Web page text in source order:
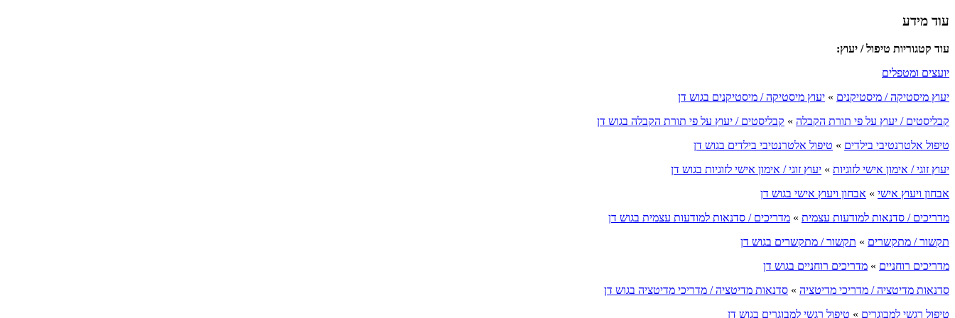
עוד מידע
עוד קטגוריות טיפול / יעוץ:
יועצים ומטפלים
יעוץ מיסטיקה / מיסטיקנים » יעוץ מיסטיקה / מיסטיקנים בגוש דן
קבליסטים / יעוץ על פי תורת הקבלה » קבליסטים / יעוץ על פי תורת הקבלה בגוש דן
טיפול אלטרנטיבי בילדים » טיפול אלטרנטיבי בילדים בגוש דן
יעוץ זוגי / אימון אישי לזוגיות » יעוץ זוגי / אימון אישי לזוגיות בגוש דן
אבחון ויעוץ אישי » אבחון ויעוץ אישי בגוש דן
מדריכים / סדנאות למודעות עצמית » מדריכים / סדנאות למודעות עצמית בגוש דן
תקשור / מתקשרים » תקשור / מתקשרים בגוש דן
מדריכים רוחניים » מדריכים רוחניים בגוש דן
סדנאות מדיטציה / מדריכי מדיטציה » סדנאות מדיטציה / מדריכי מדיטציה בגוש דן
טיפול רגשי למבוגרים » טיפול רגשי למבוגרים בגוש דן